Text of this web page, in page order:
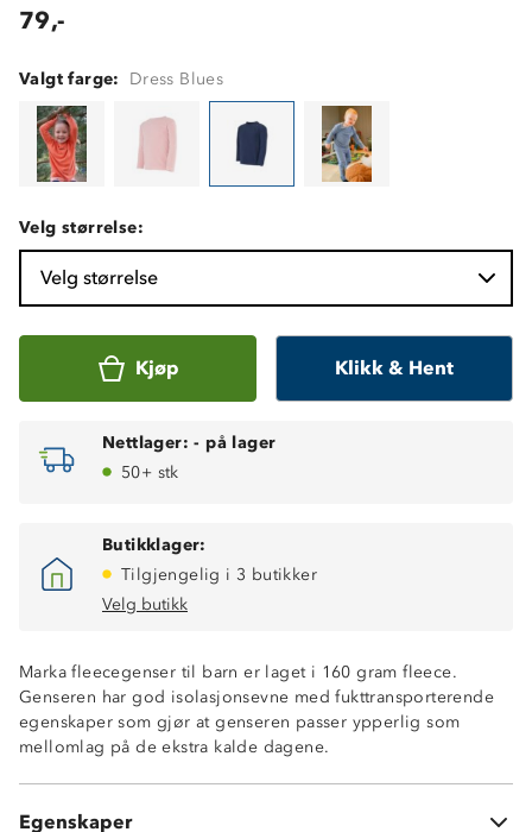
79,-
Valgt farge: Dress Blues
Velg størrelse:
Velg størrelse
Kjøp Klikk & Hent
Nettlager: - på lager
50+ stk
Butikklager:
Tilgjengelig i 3 butikker
Velg butikk
Marka fleecegenser til barn er laget i 160 gram fleece.
Genseren har god isolasjonsevne med fukttransporterende
egenskaper som gjør at genseren passer ypperlig som
mellomlag på de ekstra kalde dagene.
Egenskaper
Hurtigtørkende